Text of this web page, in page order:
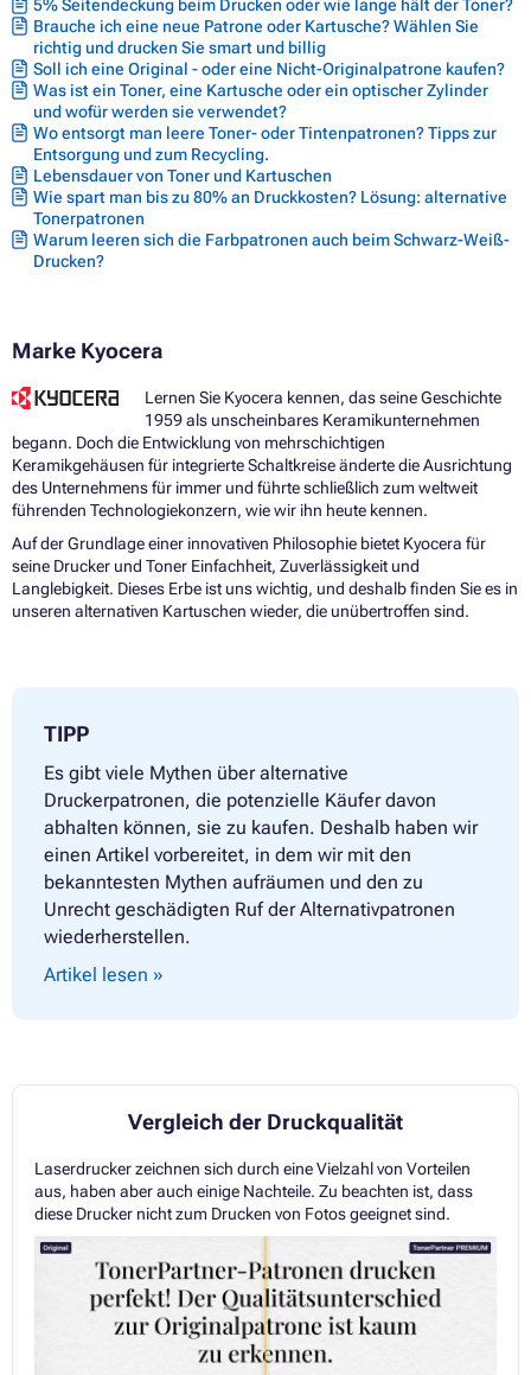
5% Seitendeckung beim Drucken oder wie lange hält der Toner?
Brauche ich eine neue Patrone oder Kartusche? Wählen Sie
richtig und drucken Sie smart und billig
Soll ich eine Original - oder eine Nicht-Originalpatrone kaufen?
Was ist ein Toner, eine Kartusche oder ein optischer Zylinder
und wofür werden sie verwendet?
Wo entsorgt man leere Toner- oder Tintenpatronen? Tipps zur
Entsorgung und zum Recycling.
Lebensdauer von Toner und Kartuschen
Wie spart man bis zu 80% an Druckkosten? Lösung: alternative
Tonerpatronen
Warum leeren sich die Farbpatronen auch beim Schwarz-Weiß-
Drucken?
Marke Kyocera
Lernen Sie Kyocera kennen, das seine Geschichte
1959 als unscheinbares Keramikunternehmen
begann. Doch die Entwicklung von mehrschichtigen
Keramikgehäusen für integrierte Schaltkreise änderte die Ausrichtung
des Unternehmens für immer und führte schließlich zum weltweit
führenden Technologiekonzern, wie wir ihn heute kennen.
Auf der Grundlage einer innovativen Philosophie bietet Kyocera für
seine Drucker und Toner Einfachheit, Zuverlässigkeit und
Langlebigkeit. Dieses Erbe ist uns wichtig, und deshalb finden Sie es in
unseren alternativen Kartuschen wieder, die unübertroffen sind.
TIPP
Es gibt viele Mythen über alternative
Druckerpatronen, die potenzielle Käufer davon
abhalten können, sie zu kaufen. Deshalb haben wir
einen Artikel vorbereitet, in dem wir mit den
bekanntesten Mythen aufräumen und den zu
Unrecht geschädigten Ruf der Alternativpatronen
wiederherstellen.
Artikel lesen »
Vergleich der Druckqualität
Laserdrucker zeichnen sich durch eine Vielzahl von Vorteilen
aus, haben aber auch einige Nachteile. Zu beachten ist, dass
diese Drucker nicht zum Drucken von Fotos geeignet sind.